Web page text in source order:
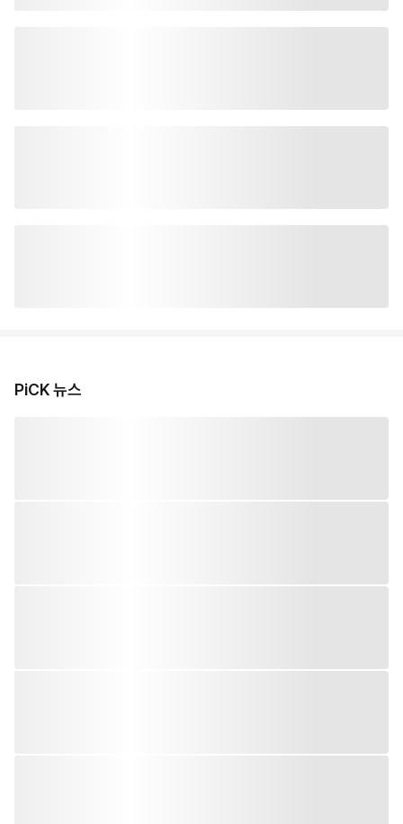
PiCK 뉴스